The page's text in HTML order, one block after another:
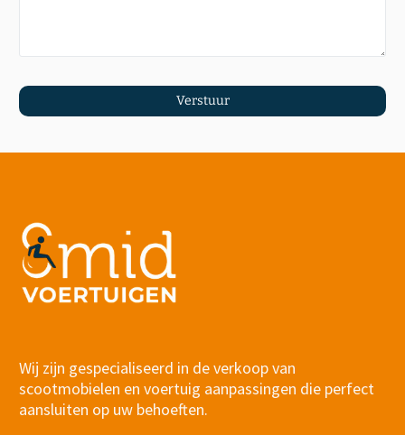
Verstuur
Wij zijn gespecialiseerd in de verkoop van
scootmobielen en voertuig aanpassingen die perfect
aansluiten op uw behoeften.